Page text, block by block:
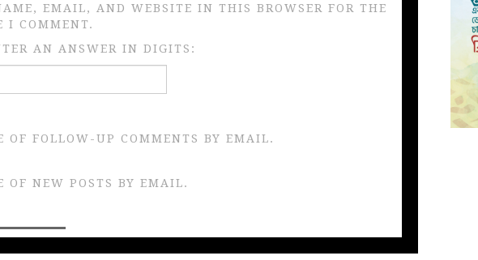
EMAIL, AND WEBSITE IN THIS BROWSER FOR THE
I COMMENT.
AN ANSWER IN DIGITS:
OF FOLLOW-UP COMMENTS BY EMAIL.
OF NEW POSTS BY EMAIL.